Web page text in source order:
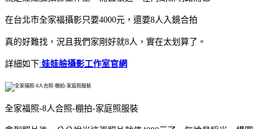
在台北市全家福攝影只要4000元，還要8人入鏡合拍
真的好難找，況且我們家剛好就8人，實在太划算了。
詳細如下:娃娃臉攝影工作室官網
全家福照-8人合照-棚拍-家庭照服裝